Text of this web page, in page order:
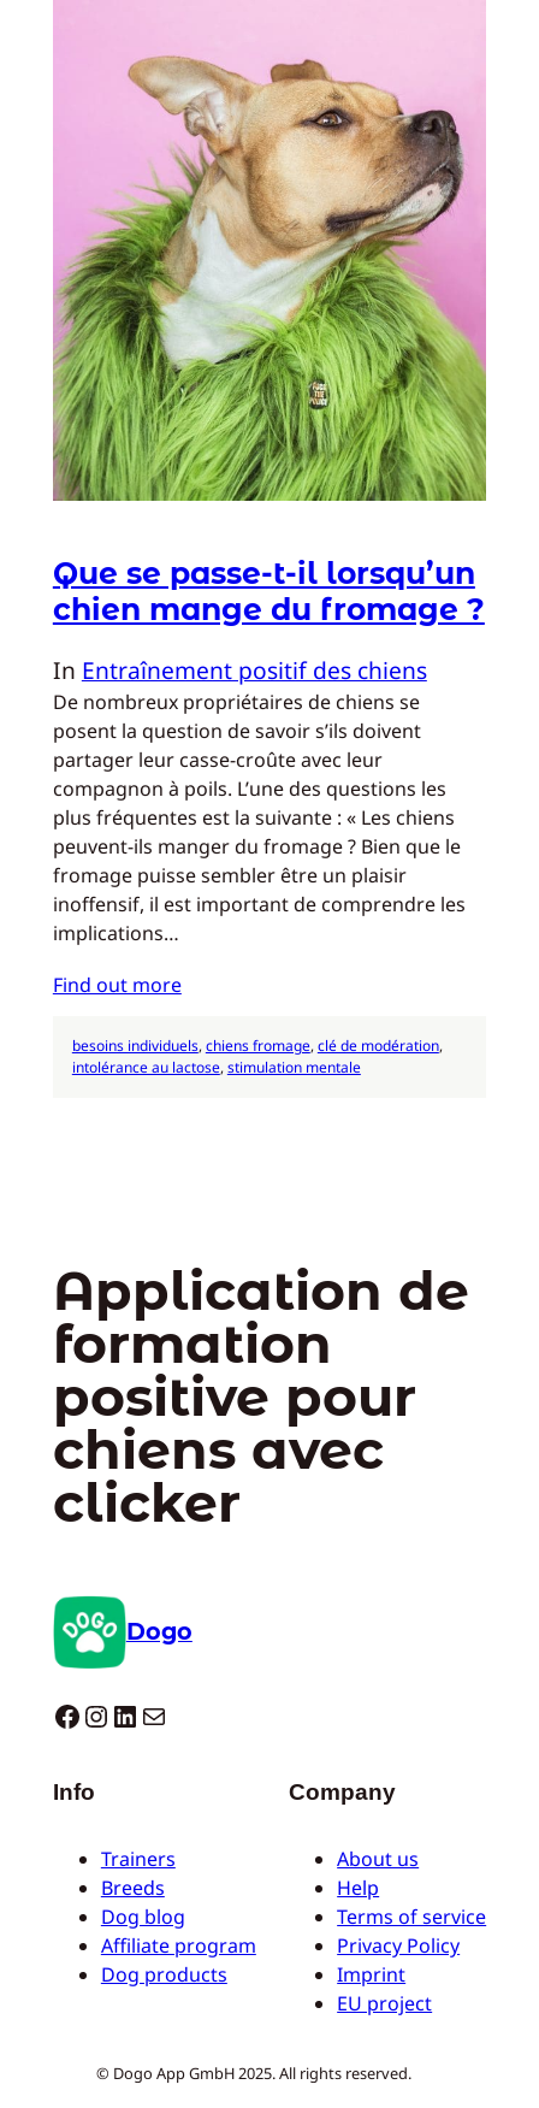
Que se passe-t-il lorsqu’un
chien mange du fromage ?
In Entraînement positif des chiens
De nombreux propriétaires de chiens se
posent la question de savoir s’ils doivent
partager leur casse-croûte avec leur
compagnon à poils. L’une des questions les
plus fréquentes est la suivante : « Les chiens
peuvent-ils manger du fromage ? Bien que le
fromage puisse sembler être un plaisir
inoffensif, il est important de comprendre les
implications…
Find out more
besoins individuels, chiens fromage, clé de modération
intolérance au lactose, stimulation mentale
Application de
formation
positive pour
chiens avec
clicker
Dogo
Dogo facebook InstagramLinkedIn E-mail
Info
Trainers
Breeds
Dog blog
Affiliate program
Dog products
Company
About us
Help
Terms of service
Privacy Policy
Imprint
EU project
© Dogo App GmbH 2025. All rights reserved.